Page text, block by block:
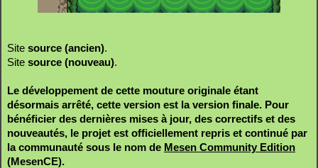
Site source (ancien).
Site source (nouveau).
Le développement de cette mouture originale étant
désormais arrêté, cette version est la version finale. Pour
bénéficier des dernières mises à jour, des correctifs et des
nouveautés, le projet est officiellement repris et continué par
la communauté sous le nom de Mesen Community Edition
(MesenCE).